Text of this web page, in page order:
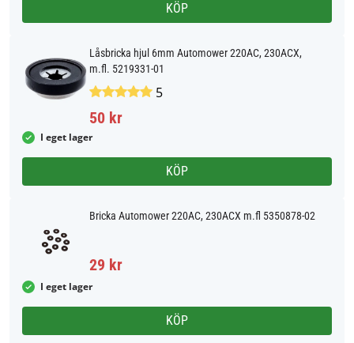
KÖP
Låsbricka hjul 6mm Automower 220AC, 230ACX,
m.fl. 5219331-01
5
50 kr
I eget lager
KÖP
Bricka Automower 220AC, 230ACX m.fl 5350878-02
29 kr
I eget lager
KÖP